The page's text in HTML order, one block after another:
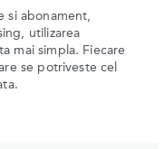
si abonament,
utilizarea
mai simpla. Fiecare
se potriveste cel